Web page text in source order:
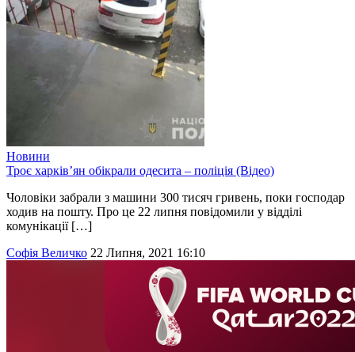
Новини
Троє харків’ян обікрали одесита – поліція (Відео)
Чоловіки забрали з машини 300 тисяч гривень, поки господар
ходив на пошту. Про це 22 липня повідомили у відділі
комунікації […]
Софія Величко 22 Липня, 2021 16:10